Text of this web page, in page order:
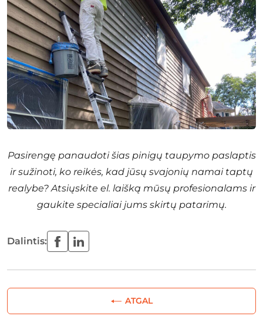
Pasirengę panaudoti šias pinigų taupymo paslaptis
ir sužinoti, ko reikės, kad jūsų svajonių namai taptų
realybe? Atsiųskite el. laišką mūsų profesionalams ir
gaukite specialiai jums skirtų patarimų.
Dalintis:
ATGAL